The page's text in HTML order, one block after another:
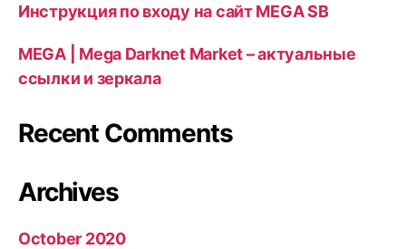
Инструкция по входу на сайт MEGA SB
MEGA | Mega Darknet Market – актуальные
ссылки и зеркала
Recent Comments
Archives
October 2020